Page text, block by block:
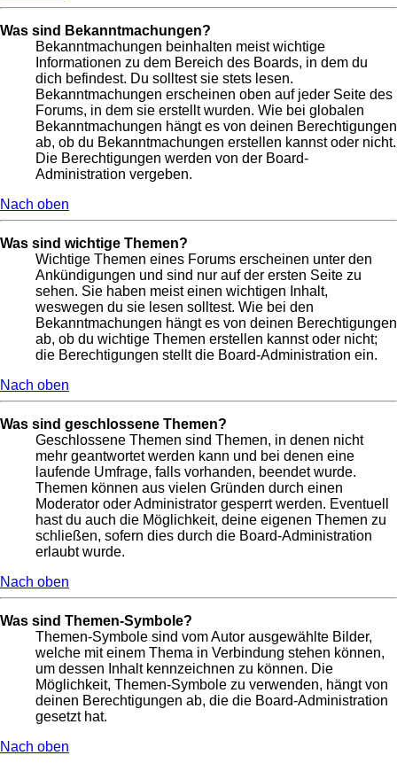
Was sind Bekanntmachungen?
Bekanntmachungen beinhalten meist wichtige
Informationen zu dem Bereich des Boards, in dem du
dich befindest. Du solltest sie stets lesen.
Bekanntmachungen erscheinen oben auf jeder Seite des
Forums, in dem sie erstellt wurden. Wie bei globalen
Bekanntmachungen hängt es von deinen Berechtigungen
ab, ob du Bekanntmachungen erstellen kannst oder nicht.
Die Berechtigungen werden von der Board-
Administration vergeben.
Nach oben
Was sind wichtige Themen?
Wichtige Themen eines Forums erscheinen unter den
Ankündigungen und sind nur auf der ersten Seite zu
sehen. Sie haben meist einen wichtigen Inhalt,
weswegen du sie lesen solltest. Wie bei den
Bekanntmachungen hängt es von deinen Berechtigungen
ab, ob du wichtige Themen erstellen kannst oder nicht;
die Berechtigungen stellt die Board-Administration ein.
Nach oben
Was sind geschlossene Themen?
Geschlossene Themen sind Themen, in denen nicht
mehr geantwortet werden kann und bei denen eine
laufende Umfrage, falls vorhanden, beendet wurde.
Themen können aus vielen Gründen durch einen
Moderator oder Administrator gesperrt werden. Eventuell
hast du auch die Möglichkeit, deine eigenen Themen zu
schließen, sofern dies durch die Board-Administration
erlaubt wurde.
Nach oben
Was sind Themen-Symbole?
Themen-Symbole sind vom Autor ausgewählte Bilder,
welche mit einem Thema in Verbindung stehen können,
um dessen Inhalt kennzeichnen zu können. Die
Möglichkeit, Themen-Symbole zu verwenden, hängt von
deinen Berechtigungen ab, die die Board-Administration
gesetzt hat.
Nach oben